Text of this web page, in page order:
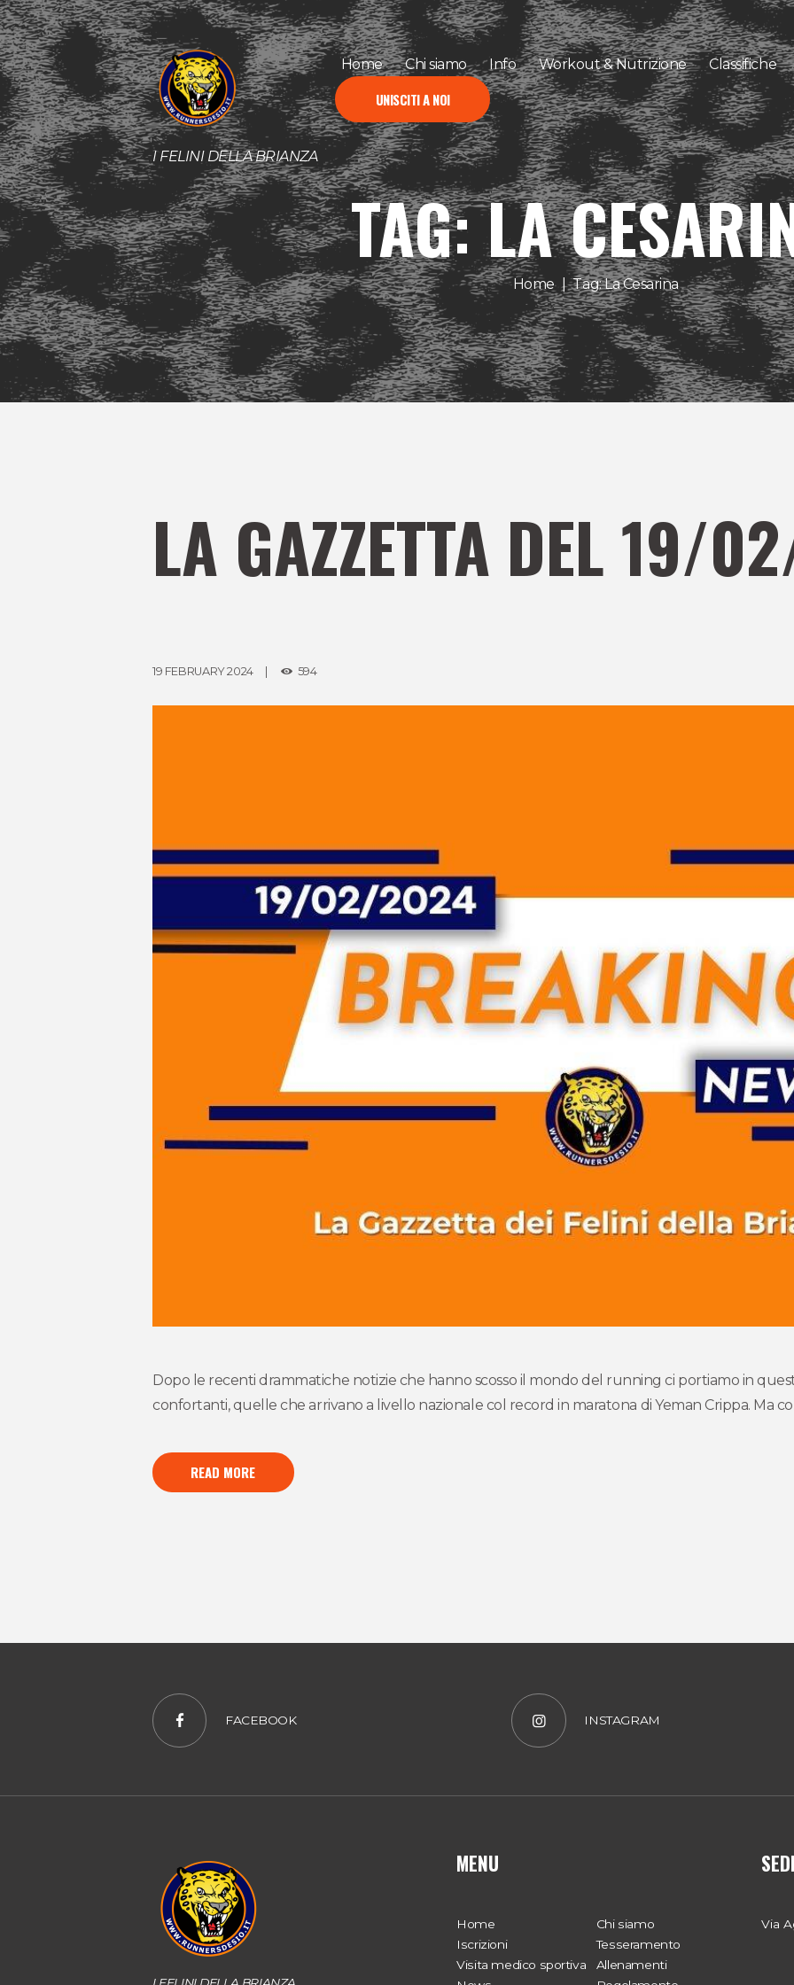
I FELINI DELLA BRIANZA
Home Chi siamo Info Workout & Nutrizione Classifiche
UNISCITI A NOI
TAG: LA
Home Tag: La Cesarina
LA GAZZETTA DEL 19/
19 FEBRUARY 2024 594
Dopo le recenti drammatiche notizie che hanno scosso il mondo del running ci portiamo in
confortanti, quelle che arrivano a livello nazionale col record in maratona di Yeman Crippa. Ma
READ MORE
FACEBOOK INSTAGRAM
MENU
Home
Chi siamo
Iscrizioni
Tesseramento
Visita medico sportiva
Allenamenti
Via